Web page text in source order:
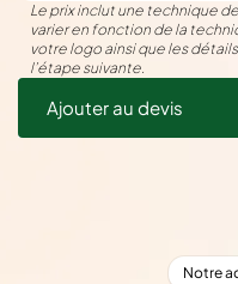
Le prix inclut une technique
varier en fonction de la
votre logo ainsi que les
l’étape suivante.
Ajouter au devis
Notre